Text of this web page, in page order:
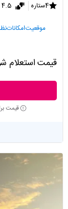
4ستاره 4.5 امتیاز
موقعیتامکانات
قیمت استعلام
قیمت